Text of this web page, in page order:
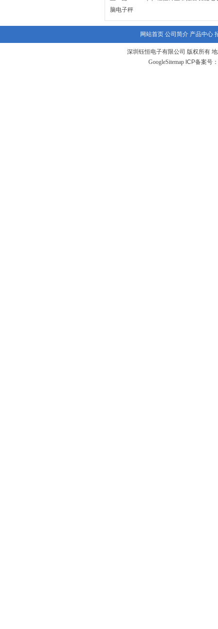
脑电子秤
网站首页 公司简介 产品中心
深圳钰恒电子有限公司 版权所有
GoogleSitemap ICP备案号：